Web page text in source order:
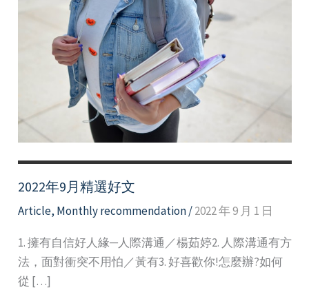
2022年9月精選好文
Article, Monthly recommendation/2022 年 9 月 1 日
1. 擁有自信好人緣─人際溝通／楊茹婷2. 人際溝通有方
法，面對衝突不用怕／黃有3. 好喜歡你!怎麼辦?如何
從 […]